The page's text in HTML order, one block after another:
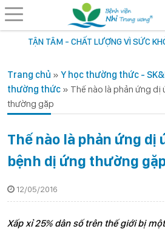
TẬN TÂM - CHẤT LƯỢNG VÌ SỨC
Trang chủ » Y học thường thức -
thường thức » Thế nào là phản ứng
thường gặp
Thế nào là phản ứng dị
bệnh dị ứng thường
12/05/2016
Xấp xỉ 25% dân số trên thế giới bị